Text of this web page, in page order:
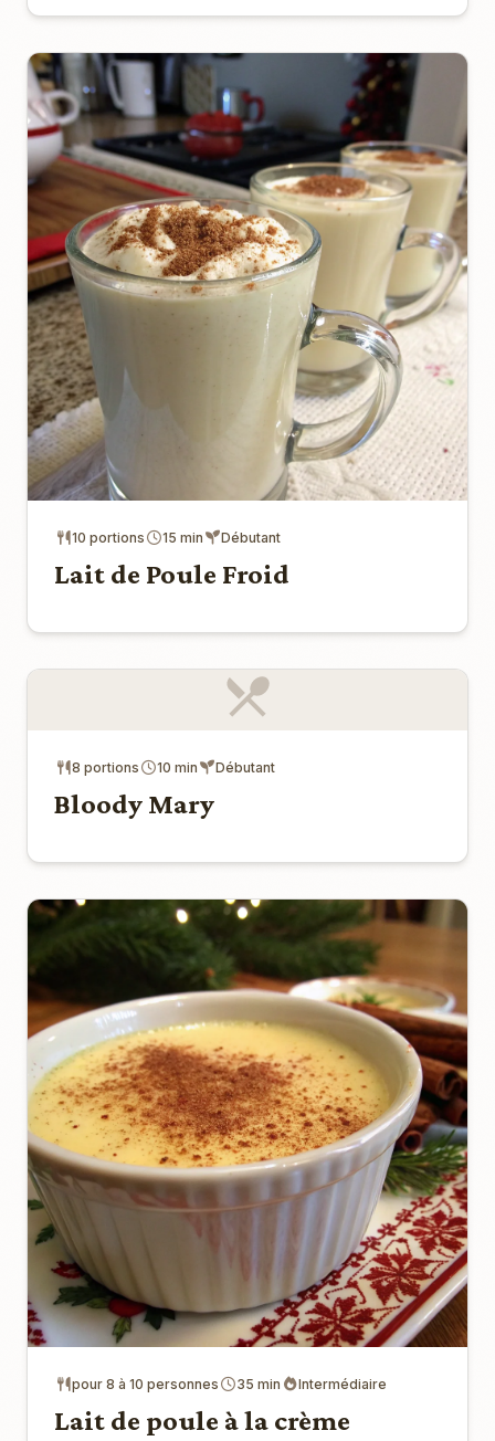
10 portions 15 min Débutant
Lait de Poule Froid
8 portions 10 min Débutant
Bloody Mary
pour 8 à 10 personnes 35 min Intermédiaire
Lait de poule à la crème